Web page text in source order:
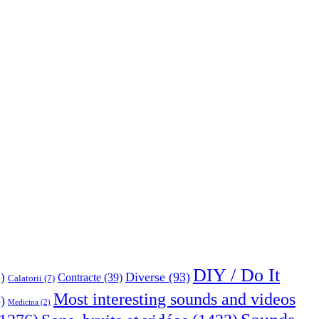
Calatorii (7) Contracte (39) Diverse (93) DIY / Do It
Medicina (2) Most interesting sounds and videos